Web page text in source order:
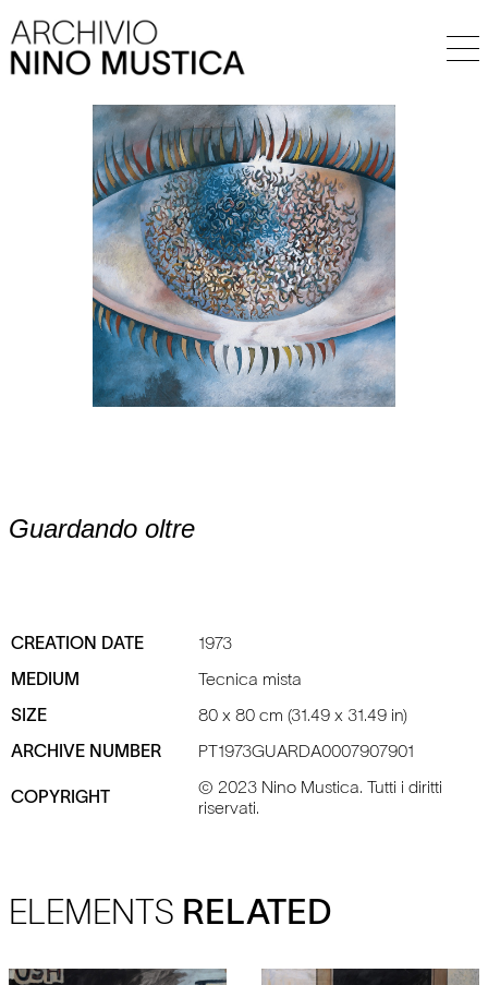
Guardando oltre
CREATION DATE 1973
MEDIUM Tecnica mista
SIZE 80 x 80 cm (31.49 x 31.49 in)
ARCHIVE NUMBER PT1973GUARDA0007907901
COPYRIGHT
© 2023 Nino Mustica. Tutti i diritti
riservati.
ELEMENTS RELATED